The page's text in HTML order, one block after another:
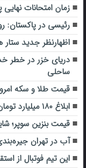
زمان امتحانات
رئیسی در پاکستان:
اظهارنظر جدید ستار
دریای خزر در خطر
ساحلی
قیمت طلا و سکه امروز شنبه ۲۷تیر/ افزایش
ابلاغ ۱۸۰ میلیارد تومان تسهیلات مکانیزاسیون به کرمانشاه
قیمت بنزین سوپر؛ شاید بیشتر
آب در تهران
این تیم فوتبال از